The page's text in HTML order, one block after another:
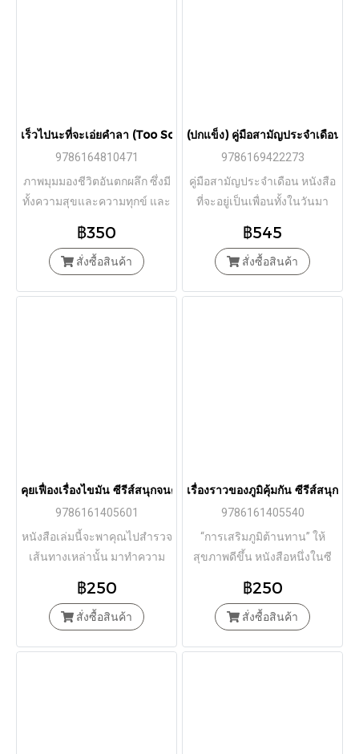
เร็วไปนะที่จะเอ่ยคำลา (Too Soon to Say Goodbye) / อาร์ต บัค
9786164810471
ภาพมุมมองชีวิตอันตกผลึก ซึ่งมี
ทั้งความสุขและความทุกข์ และ
฿350
สั่งซื้อสินค้า
(ปกแข็ง) คู่มือสามัญประจำเดือน /
9786169422273
คู่มือสามัญประจำเดือน หนังสือ
ที่จะอยู่เป็นเพื่อนทั้งในวันมา
มีประจำเดือน กำลังจะมีเป็น
ครั้งแรก หรือผู้ที่สนใจเกี่ยวกับ
฿545
สั่งซื้อสินค้า
คุยเฟื่องเรื่องไขมัน ซีรีส์สนุกจนตาสว่าง / โมริงุจิ โทรุ / จินดาภร เสน
9786161405601
หนังสือเล่มนี้จะพาคุณไปสำรวจ
เส้นทางเหล่านั้น มาทำความ
สุขภาพที่ดีใ
฿250
สั่งซื้อสินค้า
เรื่องราวของภูมิคุ้มกัน ซีรีส์สนุกจน
9786161405540
“การเสริมภูมิต้านทาน” ให้
สุขภาพดีขึ้น หนังสือหนึ่งในซี
หนังสือแนวความรู้ทั่วไป
฿250
สั่งซื้อสินค้า